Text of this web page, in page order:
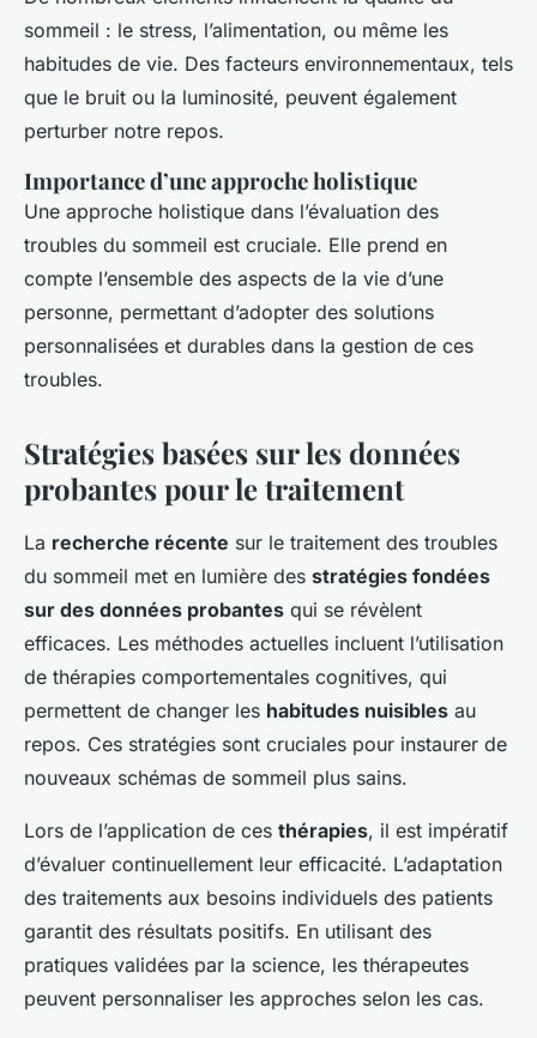
sommeil : le stress, l’alimentation, ou même les
habitudes de vie. Des facteurs environnementaux, tels
que le bruit ou la luminosité, peuvent également
perturber notre repos.
Importance d’une approche holistique
Une approche holistique dans l’évaluation des
troubles du sommeil est cruciale. Elle prend en
compte l’ensemble des aspects de la vie d’une
personne, permettant d’adopter des solutions
personnalisées et durables dans la gestion de ces
troubles.
Stratégies basées sur les données
probantes pour le traitement
La recherche récente sur le traitement des troubles
du sommeil met en lumière des stratégies fondées
sur des données probantes qui se révèlent
efficaces. Les méthodes actuelles incluent l’utilisation
de thérapies comportementales cognitives, qui
permettent de changer les habitudes nuisibles au
repos. Ces stratégies sont cruciales pour instaurer de
nouveaux schémas de sommeil plus sains.
Lors de l’application de ces thérapies, il est impératif
d’évaluer continuellement leur efficacité. L’adaptation
des traitements aux besoins individuels des patients
garantit des résultats positifs. En utilisant des
pratiques validées par la science, les thérapeutes
peuvent personnaliser les approches selon les cas.